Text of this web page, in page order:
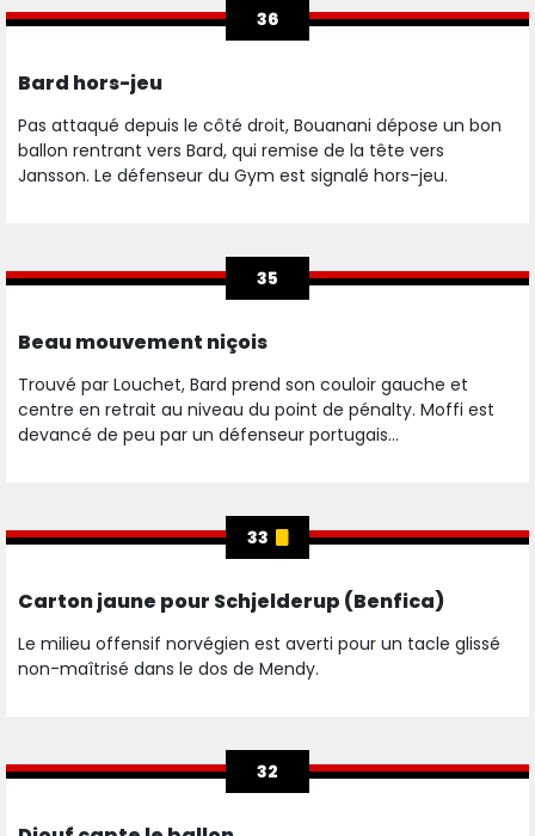
36
Bard hors-jeu
Pas attaqué depuis le côté droit, Bouanani dépose un bon
ballon rentrant vers Bard, qui remise de la tête vers
Jansson. Le défenseur du Gym est signalé hors-jeu.
35
Beau mouvement niçois
Trouvé par Louchet, Bard prend son couloir gauche et
centre en retrait au niveau du point de pénalty. Moffi est
devancé de peu par un défenseur portugais...
33
Carton jaune pour Schjelderup (Benfica)
Le milieu offensif norvégien est averti pour un tacle glissé
non-maîtrisé dans le dos de Mendy.
32